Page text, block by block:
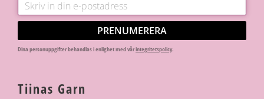
PRENUMERERA
Dina personuppgifter behandlas i enlighet med vårintegritetspolicy.
Tiinas Garn